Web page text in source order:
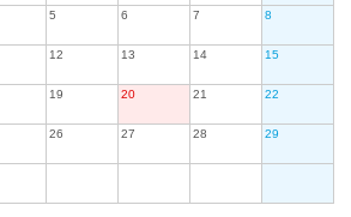
5 6 7 8
12 13 14 15
19 20 21 22
26 27 28 29